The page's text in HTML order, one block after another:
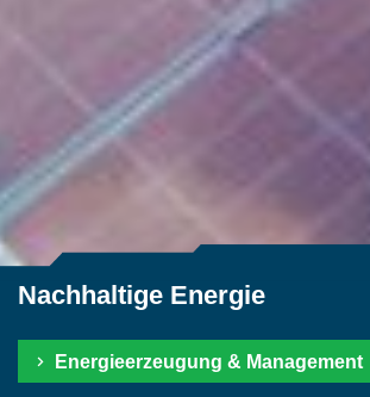
Nachhaltige Energie
Energieerzeugung & Management